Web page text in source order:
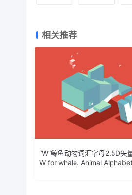
相关推荐
“W”鲸鱼动物词汇字母2.5D矢
W for whale. Animal Alphabet